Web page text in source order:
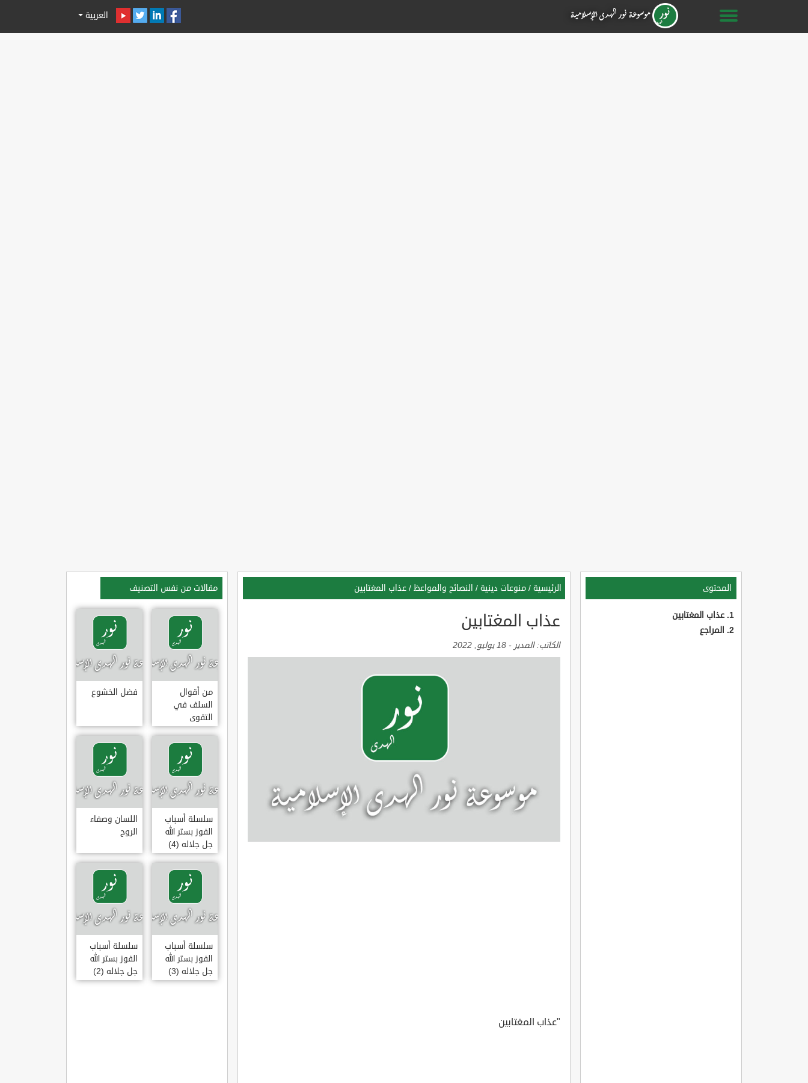
العربية
المحتوى
عذاب المغتابين
المراجع
الرئيسية / منوعات دينية / النصائح والمواعظ / عذاب المغتابين
عذاب المغتابين
الكاتب:المدير - 18 يوليو, 2022
"عذاب المغتابين
مقالات من نفس التصنيف
من أقوال
السلف في
التقوى
فضل الخشوع
سلسلة أسباب
الفوز بستر الله
جل جلاله (4)
اللسان وصفاء
الروح
سلسلة أسباب
الفوز بستر الله
جل جلاله (3)
سلسلة أسباب
الفوز بستر الله
جل جلاله (2)